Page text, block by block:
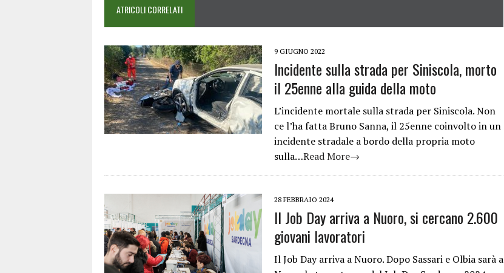
ATRICOLI CORRELATI
9 GIUGNO 2022
Incidente sulla strada per Siniscola, morto
il 25enne alla guida della moto
L’incidente mortale sulla strada per Siniscola. Non
ce l’ha fatta Bruno Sanna, il 25enne coinvolto in un
incidente stradale a bordo della propria moto
sulla…Read More→
28 FEBBRAIO 2024
Il Job Day arriva a Nuoro, si cercano 2.600
giovani lavoratori
Il Job Day arriva a Nuoro. Dopo Sassari e Olbia sarà a